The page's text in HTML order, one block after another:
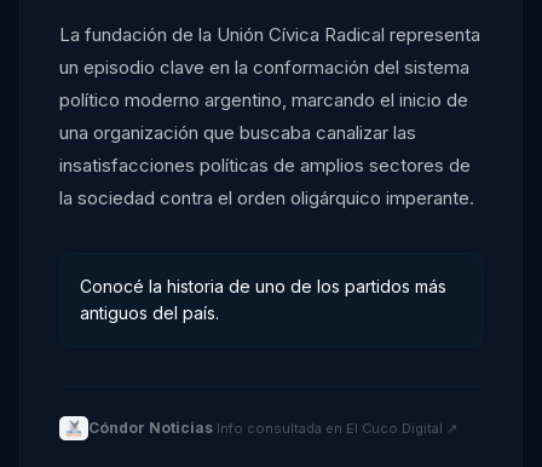
La fundación de la Unión Cívica Radical representa
un episodio clave en la conformación del sistema
político moderno argentino, marcando el inicio de
una organización que buscaba canalizar las
insatisfacciones políticas de amplios sectores de
la sociedad contra el orden oligárquico imperante.
Conocé la historia de uno de los partidos más
antiguos del país.
Cóndor Noticias· Info consultada en El Cuco Digital ↗